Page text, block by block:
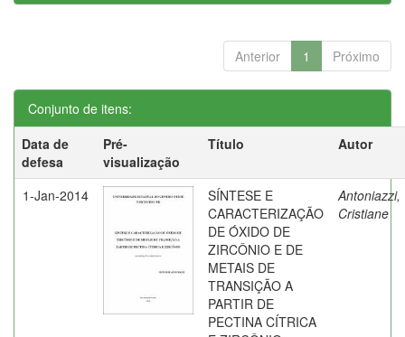
Anterior 1 Próximo
Conjunto de itens:
Data de
defesa
Pré-
visualização
Título Autor
1-Jan-2014
SÍNTESE E
CARACTERIZAÇÃO
DE ÓXIDO DE
ZIRCÔNIO E DE
METAIS DE
TRANSIÇÃO A
PARTIR DE
PECTINA CÍTRICA
Antoniazzi,
Cristiane